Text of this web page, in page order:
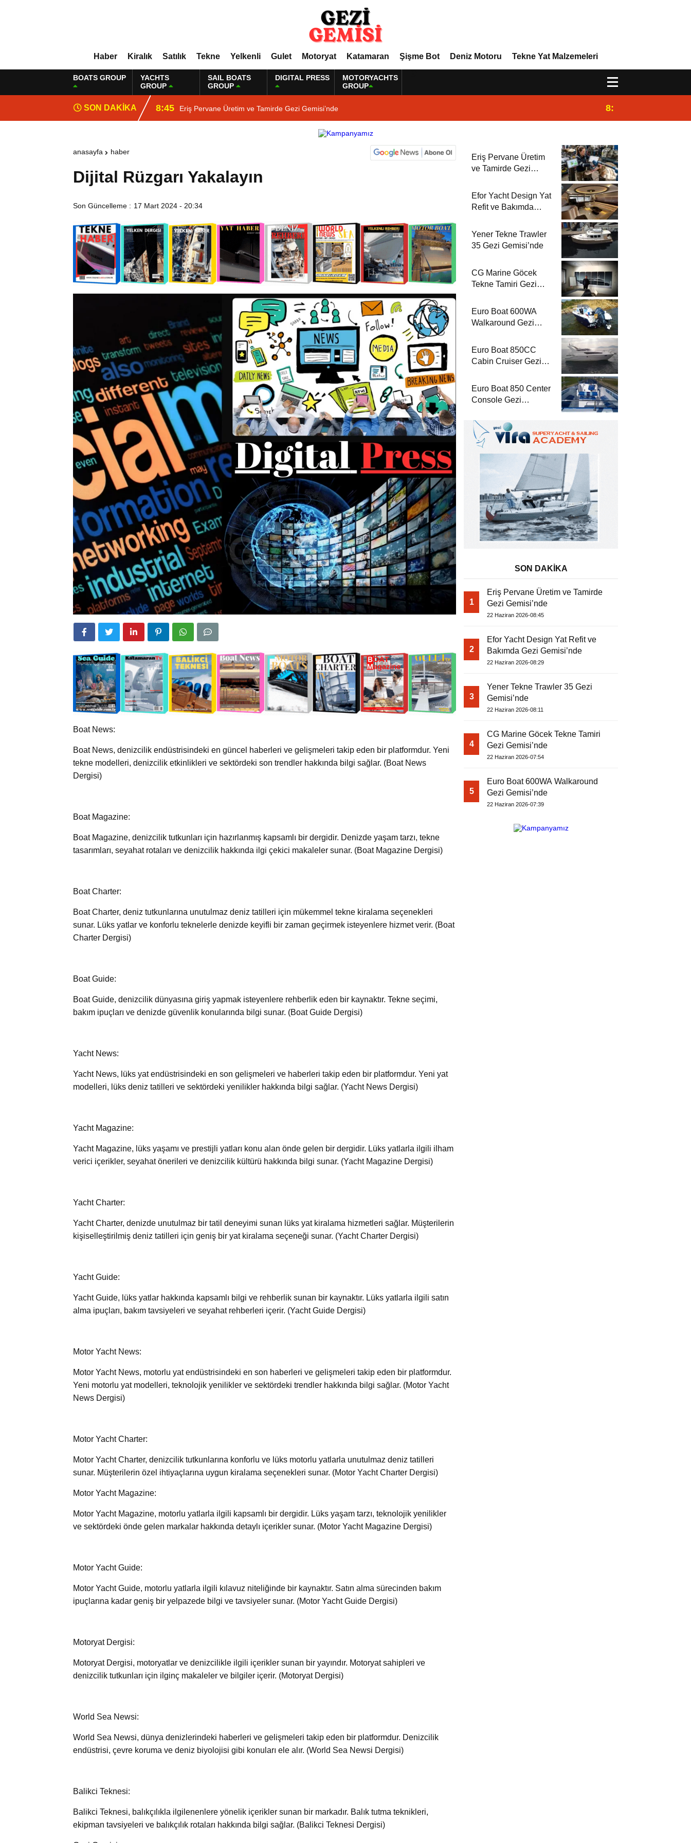
Haber Kiralık Satılık Tekne Yelkenli Gulet Motoryat Katamaran Şişme Bot Deniz Motoru Tekne Yat Malzemeleri
BOATS GROUP
YACHTS
GROUP
SAIL BOATS
GROUP
DIGITAL PRESS
MOTORYACHTS
GROUP
SON DAKİKA 8:45 Eriş Pervane Üretim ve Tamirde Gezi Gemisi’nde 8:29
anasayfa haber
Dijital Rüzgarı Yakalayın
Son Güncelleme : 17 Mart 2024 - 20:34
Boat News:
Boat News, denizcilik endüstrisindeki en güncel haberleri ve gelişmeleri takip eden bir platformdur. Yeni
tekne modelleri, denizcilik etkinlikleri ve sektördeki son trendler hakkında bilgi sağlar. (Boat News
Dergisi)
Boat Magazine:
Boat Magazine, denizcilik tutkunları için hazırlanmış kapsamlı bir dergidir. Denizde yaşam tarzı, tekne
tasarımları, seyahat rotaları ve denizcilik hakkında ilgi çekici makaleler sunar. (Boat Magazine Dergisi)
Boat Charter:
Boat Charter, deniz tutkunlarına unutulmaz deniz tatilleri için mükemmel tekne kiralama seçenekleri
sunar. Lüks yatlar ve konforlu teknelerle denizde keyifli bir zaman geçirmek isteyenlere hizmet verir. (Boat
Charter Dergisi)
Boat Guide:
Boat Guide, denizcilik dünyasına giriş yapmak isteyenlere rehberlik eden bir kaynaktır. Tekne seçimi,
bakım ipuçları ve denizde güvenlik konularında bilgi sunar. (Boat Guide Dergisi)
Yacht News:
Yacht News, lüks yat endüstrisindeki en son gelişmeleri ve haberleri takip eden bir platformdur. Yeni yat
modelleri, lüks deniz tatilleri ve sektördeki yenilikler hakkında bilgi sağlar. (Yacht News Dergisi)
Yacht Magazine:
Yacht Magazine, lüks yaşamı ve prestijli yatları konu alan önde gelen bir dergidir. Lüks yatlarla ilgili ilham
verici içerikler, seyahat önerileri ve denizcilik kültürü hakkında bilgi sunar. (Yacht Magazine Dergisi)
Yacht Charter:
Yacht Charter, denizde unutulmaz bir tatil deneyimi sunan lüks yat kiralama hizmetleri sağlar. Müşterilerin
kişiselleştirilmiş deniz tatilleri için geniş bir yat kiralama seçeneği sunar. (Yacht Charter Dergisi)
Yacht Guide:
Yacht Guide, lüks yatlar hakkında kapsamlı bilgi ve rehberlik sunan bir kaynaktır. Lüks yatlarla ilgili satın
alma ipuçları, bakım tavsiyeleri ve seyahat rehberleri içerir. (Yacht Guide Dergisi)
Motor Yacht News:
Motor Yacht News, motorlu yat endüstrisindeki en son haberleri ve gelişmeleri takip eden bir platformdur.
Yeni motorlu yat modelleri, teknolojik yenilikler ve sektördeki trendler hakkında bilgi sağlar. (Motor Yacht
News Dergisi)
Motor Yacht Charter:
Motor Yacht Charter, denizcilik tutkunlarına konforlu ve lüks motorlu yatlarla unutulmaz deniz tatilleri
sunar. Müşterilerin özel ihtiyaçlarına uygun kiralama seçenekleri sunar. (Motor Yacht Charter Dergisi)
Motor Yacht Magazine:
Motor Yacht Magazine, motorlu yatlarla ilgili kapsamlı bir dergidir. Lüks yaşam tarzı, teknolojik yenilikler
ve sektördeki önde gelen markalar hakkında detaylı içerikler sunar. (Motor Yacht Magazine Dergisi)
Motor Yacht Guide:
Motor Yacht Guide, motorlu yatlarla ilgili kılavuz niteliğinde bir kaynaktır. Satın alma sürecinden bakım
ipuçlarına kadar geniş bir yelpazede bilgi ve tavsiyeler sunar. (Motor Yacht Guide Dergisi)
Motoryat Dergisi:
Motoryat Dergisi, motoryatlar ve denizcilikle ilgili içerikler sunan bir yayındır. Motoryat sahipleri ve
denizcilik tutkunları için ilginç makaleler ve bilgiler içerir. (Motoryat Dergisi)
World Sea Newsi:
World Sea Newsi, dünya denizlerindeki haberleri ve gelişmeleri takip eden bir platformdur. Denizcilik
endüstrisi, çevre koruma ve deniz biyolojisi gibi konuları ele alır. (World Sea Newsi Dergisi)
Balikci Teknesi:
Balikci Teknesi, balıkçılıkla ilgilenenlere yönelik içerikler sunan bir markadır. Balık tutma teknikleri,
ekipman tavsiyeleri ve balıkçılık rotaları hakkında bilgi sağlar. (Balikci Teknesi Dergisi)
Eriş Pervane Üretim
ve Tamirde Gezi
Efor Yacht Design Yat
Refit ve Bakımda
Yener Tekne Trawler
35 Gezi Gemisi’nde
CG Marine Göcek
Tekne Tamiri Gezi
Euro Boat 600WA
Walkaround Gezi
Euro Boat 850CC
Cabin Cruiser Gezi
Euro Boat 850 Center
Console Gezi
SON DAKİKA
1
Eriş Pervane Üretim ve Tamirde
Gezi Gemisi’nde
22 Haziran 2026-08:45
2
Efor Yacht Design Yat Refit ve
Bakımda Gezi Gemisi’nde
22 Haziran 2026-08:29
3
Yener Tekne Trawler 35 Gezi
Gemisi’nde
22 Haziran 2026-08:11
4
CG Marine Göcek Tekne Tamiri
Gezi Gemisi’nde
22 Haziran 2026-07:54
5
Euro Boat 600WA Walkaround
Gezi Gemisi’nde
22 Haziran 2026-07:39